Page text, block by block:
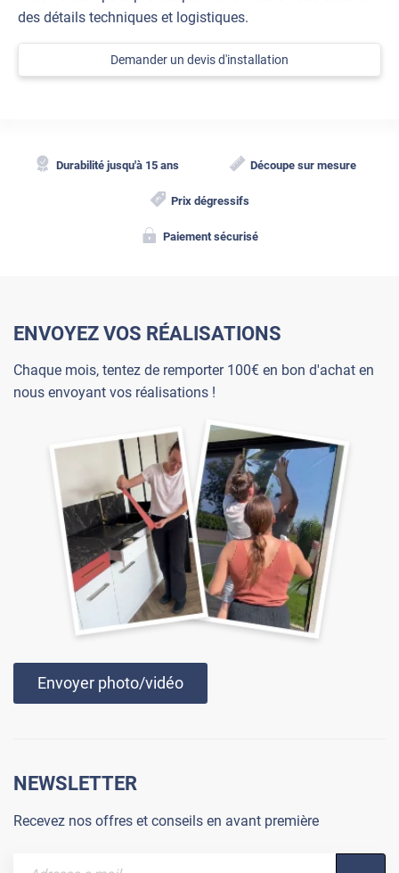
des détails techniques et logistiques.
Demander un devis d'installation
Durabilité jusqu'à 15 ans Découpe sur mesure
Prix dégressifs
Paiement sécurisé
ENVOYEZ VOS RÉALISATIONS
Chaque mois, tentez de remporter 100€ en bon d'achat en
nous envoyant vos réalisations !
Envoyer photo/vidéo
NEWSLETTER
Recevez nos offres et conseils en avant première